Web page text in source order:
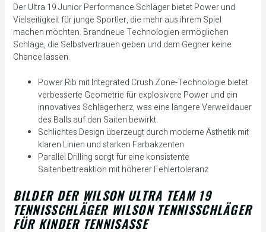
Der Ultra 19 Junior Performance Schläger bietet Power und
Vielseitigkeit für junge Sportler, die mehr aus ihrem Spiel
machen möchten. Brandneue Technologien ermöglichen
Schläge, die Selbstvertrauen geben und dem Gegner keine
Chance lassen.
Power Rib mit Integrated Crush Zone-Technologie bietet
verbesserte Geometrie für explosivere Power und ein
innovatives Schlägerherz, was eine längere Verweildauer
des Balls auf den Saiten bewirkt.
Schlichtes Design überzeugt durch moderne Ästhetik mit
klaren Linien und starken Farbakzenten
Parallel Drilling sorgt für eine konsistente
Saitenbettreaktion mit höherer Fehlertoleranz
BILDER DER WILSON ULTRA TEAM 19
TENNISSCHLÄGER WILSON TENNISSCHLÄGER
FÜR KINDER TENNISASSE